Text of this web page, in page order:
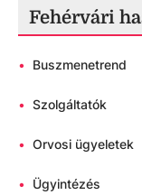
Fehérvári
• Buszmenetrend
• Szolgáltatók
• Orvosi ügyeletek
• Ügyintézés